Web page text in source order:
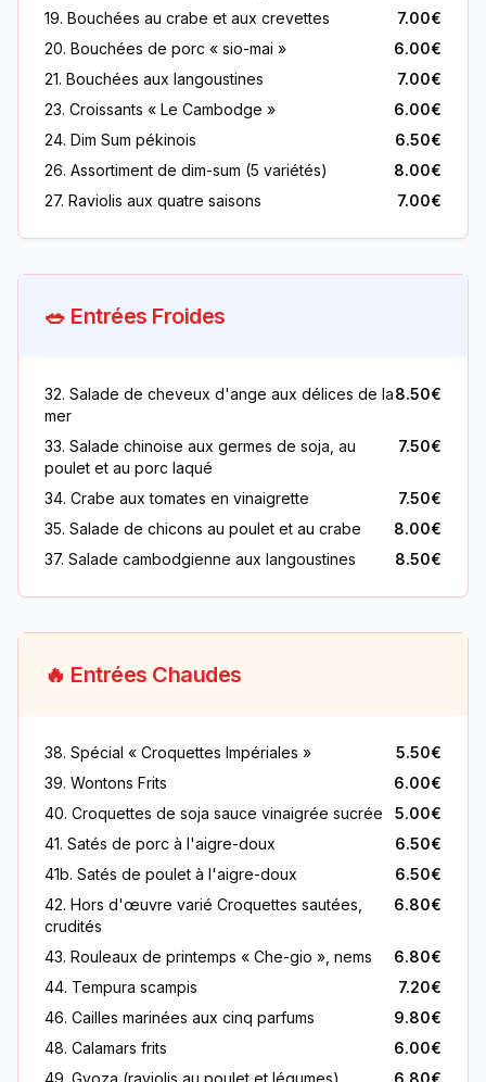
19. Bouchées au crabe et aux crevettes
7.00€
20. Bouchées de porc « sio-mai »
6.00€
21. Bouchées aux langoustines
7.00€
23. Croissants « Le Cambodge »
6.00€
24. Dim Sum pékinois
6.50€
26. Assortiment de dim-sum (5 variétés)
8.00€
27. Raviolis aux quatre saisons
7.00€
🥗 Entrées Froides
32. Salade de cheveux d'ange aux délices de la
mer
8.50€
33. Salade chinoise aux germes de soja, au
poulet et au porc laqué
7.50€
34. Crabe aux tomates en vinaigrette
7.50€
35. Salade de chicons au poulet et au crabe
8.00€
37. Salade cambodgienne aux langoustines
8.50€
🔥 Entrées Chaudes
38. Spécial « Croquettes Impériales »
5.50€
39. Wontons Frits
6.00€
40. Croquettes de soja sauce vinaigrée sucrée
5.00€
41. Satés de porc à l'aigre-doux
6.50€
41b. Satés de poulet à l'aigre-doux
6.50€
42. Hors d'œuvre varié Croquettes sautées,
crudités
6.80€
43. Rouleaux de printemps « Che-gio », nems
6.80€
44. Tempura scampis
7.20€
46. Cailles marinées aux cinq parfums
9.80€
48. Calamars frits
6.00€
49. Gyoza (raviolis au poulet et légumes)
6.80€